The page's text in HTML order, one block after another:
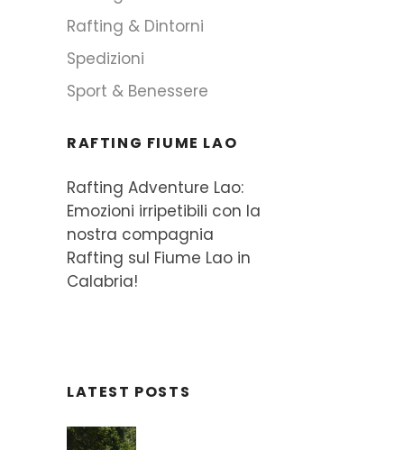
Rafting & Dintorni
Spedizioni
Sport & Benessere
RAFTING FIUME LAO
Rafting Adventure Lao:
Emozioni irripetibili con la
nostra compagnia
Rafting sul Fiume Lao in
Calabria!
LATEST POSTS